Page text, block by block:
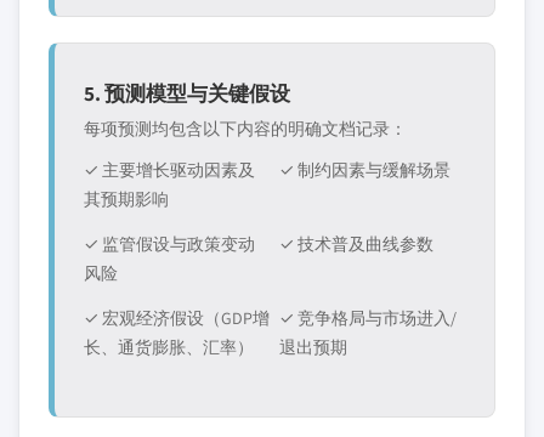
5. 预测模型与关键假设
每项预测均包含以下内容的明确文档记录：
✓ 主要增长驱动因素及
其预期影响
✓ 制约因素与缓解场景
✓ 监管假设与政策变动
风险
✓ 技术普及曲线参数
✓ 宏观经济假设（GDP增
长、通货膨胀、汇率）
✓ 竞争格局与市场进入/
退出预期